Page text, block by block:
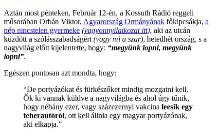
Aztán most pénteken, Február 12-én, a Kossuth Rádió reggeli
műsorában Orbán Viktor, Agyarország Ormányának főkipcsákja, a
nép nincstelen gyermeke (vagyonnyilatkozat itt), aki az utcán
küzdött a szólásszabadságért(vagy mi a szar), hetedhét ország, s a
nagyvilág előtt kijelentette, hogy: “megyünk lopni, megyünk
lopni”.
Egészen pontosan azt mondta, hogy:
“De portyázókat és fürkészőket mindig mozgatni kell.
Ők ki vannak küldve a nagyvilágba és ahol úgy tűnik,
hogy néhány ezer, vagy százezernyi vakcina leesik egy
teherautóról, ott kell állnia egy magyar portyázónak,
aki elkapja.”